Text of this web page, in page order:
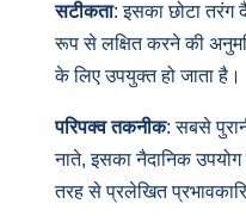
सटीकता: इसका छोटा तरंग
रूप से लक्षित करने की
के लिए उपयुक्त हो जाता है।
परिपक्व तकनीक: सबसे
नाते, इसका नैदानिक
तरह से प्रलेखित